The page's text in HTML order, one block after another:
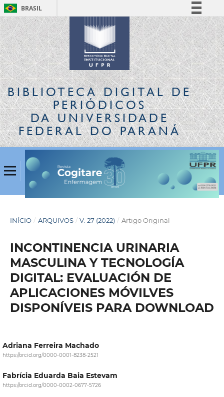
BRASIL
Simplifique!
Comunica BR
Participe
Acesso à informação
Legislação
Canais
BIBLIOTECA DIGITALDE
PERIÓDICOS
DA UNIVERSIDADE
FEDERAL DO PARANÁ
INÍCIO / ARQUIVOS / V. 27 (2022) / Artigo Original
INCONTINENCIA URINARIA
MASCULINA Y TECNOLOGÍA
DIGITAL: EVALUACIÓN DE
APLICACIONES MÓVILVES
DISPONÍVEIS PARA DOWNLOAD
Adriana Ferreira Machado
https://orcid.org/0000-0001-8238-2521
Fabrícia Eduarda Baia Estevam
https://orcid.org/0000-0002-0677-5726